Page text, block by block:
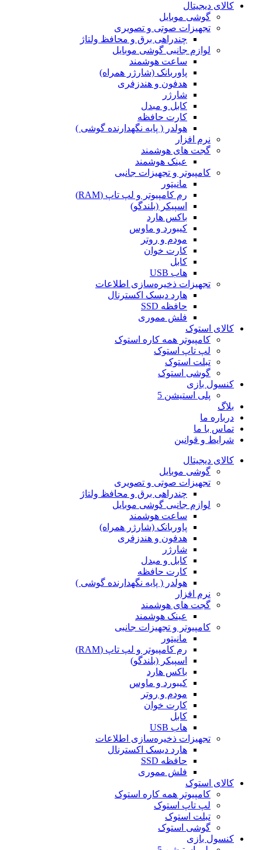
کالای دیجیتال
گوشی موبایل
تجهیزات صوتی و تصویری
چندراهی برق و محافظ ولتاژ
لوازم جانبی گوشی موبایل
ساعت هوشمند
پاوربانک (شارژر همراه)
هدفون و هندزفری
شارژر
کابل و مبدل
کارت حافظه
هولدر ( پایه نگهدارنده گوشی )
نرم افزار
گجت های هوشمند
عینک هوشمند
کامپیوتر و تجهیزات جانبی
مانیتور
رم کامپیوتر و لپ تاپ (RAM)
اسپیکر (بلندگو)
باکس هارد
کیبورد و ماوس
مودم و روتر
کارت خوان
کابل
هاب USB
تجهیزات ذخیره‌سازی اطلاعات
هارد دیسک اکسترنال
حافظه SSD
فلش مموری
کالای استوک
کامپیوتر همه کاره استوک
لپ تاپ استوک
تبلت استوک
گوشی استوک
کنسول بازی
پلی استیشن 5
بلاگ
درباره ما
تماس با ما
شرایط و قوانین
کالای دیجیتال
گوشی موبایل
تجهیزات صوتی و تصویری
چندراهی برق و محافظ ولتاژ
لوازم جانبی گوشی موبایل
ساعت هوشمند
پاوربانک (شارژر همراه)
هدفون و هندزفری
شارژر
کابل و مبدل
کارت حافظه
هولدر ( پایه نگهدارنده گوشی )
نرم افزار
گجت های هوشمند
عینک هوشمند
کامپیوتر و تجهیزات جانبی
مانیتور
رم کامپیوتر و لپ تاپ (RAM)
اسپیکر (بلندگو)
باکس هارد
کیبورد و ماوس
مودم و روتر
کارت خوان
کابل
هاب USB
تجهیزات ذخیره‌سازی اطلاعات
هارد دیسک اکسترنال
حافظه SSD
فلش مموری
کالای استوک
کامپیوتر همه کاره استوک
لپ تاپ استوک
تبلت استوک
گوشی استوک
کنسول بازی